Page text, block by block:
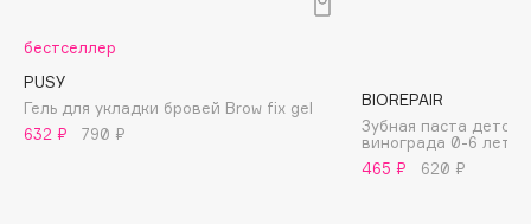
Bobbi Brown
BOOMSHOP
BORK
бестселлер
PUSY
Гель для укладки бровей Brow fix gel
632 ₽
790 ₽
BIOREPAIR
Зубная паста
винограда 0-6 лет
465 ₽
620 ₽